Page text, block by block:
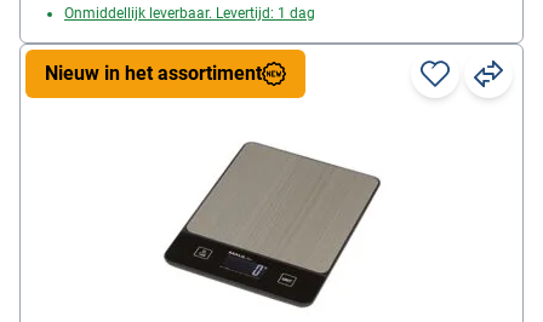
Onmiddellijk leverbaar. Levertijd: 1 dag
Nieuw in het assortiment